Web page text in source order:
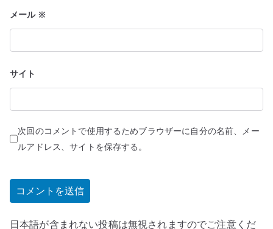
メール ※
サイト
次回のコメントで使用するためブラウザーに自分の名前、メー
ルアドレス、サイトを保存する。
日本語が含まれない投稿は無視されますのでご注意くだ